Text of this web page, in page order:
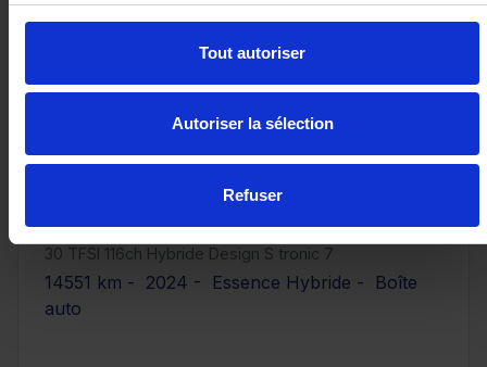
Tout autoriser
Autoriser la sélection
Refuser
AUDI A3 SPORTBACK
30 TFSI 116ch Hybride Design S tronic 7
14551 km - 2024 - Essence Hybride - Boîte
auto